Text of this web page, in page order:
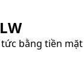
tức bằng tiền mặt